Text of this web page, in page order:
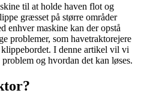
til at holde haven flot og
græsset på større områder
enhver maskine kan der opstå
problemer, som havetraktorejere
I denne artikel vil vi
og hvordan det kan løses.